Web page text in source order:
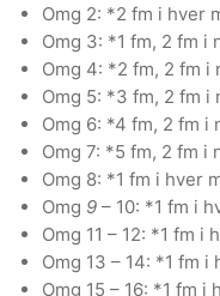
Omg 2: *2 fm i hver
Omg 3: *1 fm, 2 fm i
Omg 4: *2 fm, 2 fm
Omg 5: *3 fm, 2 fm
Omg 6: *4 fm, 2 fm
Omg 7: *5 fm, 2 fm
Omg 8: *1 fm i hver
Omg 9 – 10: *1 fm i
Omg 11 – 12: *1 fm i
Omg 13 – 14: *1 fm i
Omg 15 – 16: *1 fm i